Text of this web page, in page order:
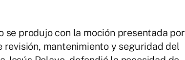
se produjo con la moción presentada por
mantenimiento y seguridad del